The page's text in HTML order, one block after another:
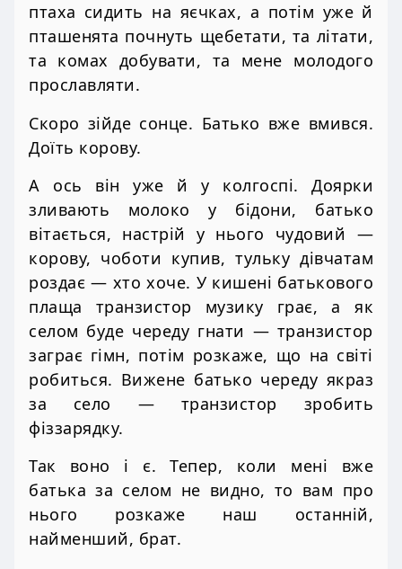
птаха сидить на яєчках, а потім уже й
пташенята почнуть щебетати, та літати,
та комах добувати, та мене молодого
прославляти.
Скоро зійде сонце. Батько вже вмився.
Доїть корову.
А ось він уже й у колгоспі. Доярки
зливають молоко у бідони, батько
вітається, настрій у нього чудовий —
корову, чоботи купив, тульку дівчатам
роздає — хто хоче. У кишені батькового
плаща транзистор музику грає, а як
селом буде череду гнати — транзистор
заграє гімн, потім розкаже, що на світі
робиться. Вижене батько череду якраз
за село — транзистор зробить
фіззарядку.
Так воно і є. Тепер, коли мені вже
батька за селом не видно, то вам про
нього розкаже наш останній,
найменший, брат.